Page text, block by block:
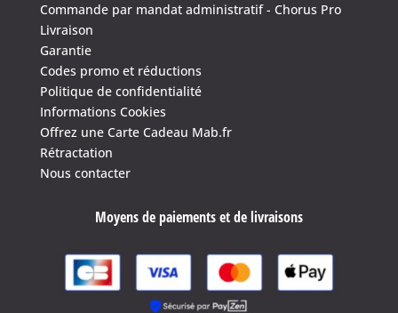
Commande par mandat administratif - Chorus Pro
Livraison
Garantie
Codes promo et réductions
Politique de confidentialité
Informations Cookies
Offrez une Carte Cadeau Mab.fr
Rétractation
Nous contacter
Moyens de paiements et de livraisons